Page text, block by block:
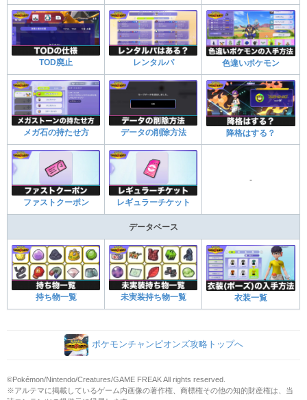
TOD廃止 レンタルパ 色違いポケモン
メガ石の持たせ方 データの削除方法 降格はする？
ファストクーポン レギュラーチケット
-
データベース
持ち物一覧 未実装持ち物一覧 衣装一覧
ポケモンチャンピオンズ攻略トップへ
©Pokémon/Nintendo/Creatures/GAME FREAK All rights reserved.
※アルテマに掲載しているゲーム内画像の著作権、商標権その他の知的財産権は、当